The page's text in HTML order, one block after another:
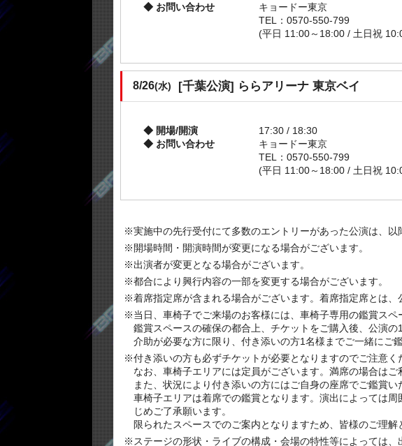
お問い合わせ
キョードー東京
TEL：0570-550-799
(平日 11:00～18:00 / 土日祝
8/26(水) [千葉公演] ららアリーナ 東京ベイ
開場/開演
17:30 / 18:30
お問い合わせ
キョードー東京
TEL：0570-550-799
(平日 11:00～18:00 / 土日祝
※実施中の先行受付にて多数のエントリーがあった公演は、
※開場時間・開演時間が変更になる場合がございます。
※出演者が変更となる場合がございます。
※都合により興行内容の一部を変更する場合がございます。
※着席指定席が含まれる場合がございます。着席指定席とは、
※当日、車椅子でご来場のお客様には、車椅子専用の鑑賞スペ
鑑賞スペースの確保の都合上、チケットをご購入後、公演
介助が必要な方に限り、付き添いの方1名様までご一緒にご
※付き添いの方も必ずチケットが必要となりますのでご注意く
なお、車椅子エリアには定員がございます。満席の場合は
また、状況により付き添いの方にはご自身の座席でご鑑賞い
車椅子エリアは着席での鑑賞となります。演出によっては
じめご了承願います。
限られたスペースでのご案内となりますため、皆様のご理解
※ステージの形状・ライブの構成・会場の特性等によっては